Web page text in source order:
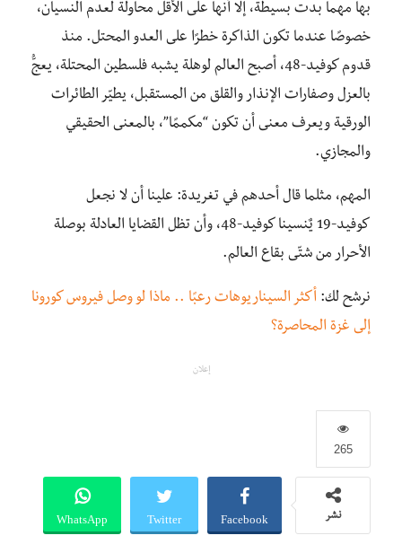
بها مهما بدت بسيطة، إلا أنها على الأقل محاولة لعدم النسيان،
خصوصًا عندما تكون الذاكرة خطرًا على العدو المحتل. منذ
قدوم كوفيد-48، أصبح العالم لوهلة يشبه فلسطين المحتلة، يعجُّ
بالعزل وصفارات الإنذار والقلق من المستقبل، يطيّر الطائرات
الورقية ويعرف معنى أن تكون “مكممًا”، بالمعنى الحقيقي
والمجازي.
المهم، مثلما قال أحدهم في تغريدة: علينا أن لا نجعل
كوفيد-19 يٌنسينا كوفيد-48، وأن تظل القضايا العادلة بوصلة
الأحرار من شتّى بقاع العالم.
نرشح لك: أكثر السيناريوهات رعبًا .. ماذا لو وصل فيروس كورونا
إلى غزة المحاصرة؟
إعلان
265
نشر Facebook
Twitter
WhatsApp